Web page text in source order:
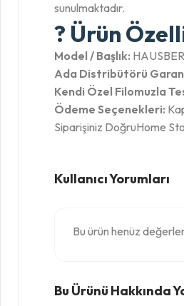
sunulmaktadır.
? Ürün
Model / Başlık:
Ada Distribütörü
Kendi Özel Filomuzla
Ödeme Seçenekleri:
Siparişiniz DoğruHome
Kullanıcı Yorumları
Bu ürün henüz
Bu Ürünü Hakkında